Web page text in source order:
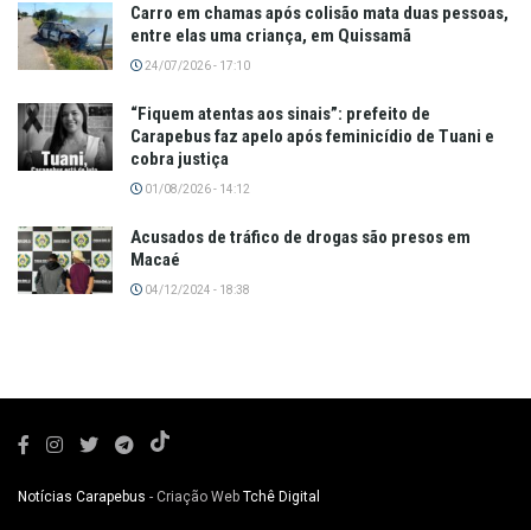
Carro em chamas após colisão mata duas pessoas,
entre elas uma criança, em Quissamã
24/07/2026 - 17:10
“Fiquem atentas aos sinais”: prefeito de
Carapebus faz apelo após feminicídio de Tuani e
cobra justiça
01/08/2026 - 14:12
Acusados de tráfico de drogas são presos em
Macaé
04/12/2024 - 18:38
Notícias Carapebus - Criação Web Tchê Digital